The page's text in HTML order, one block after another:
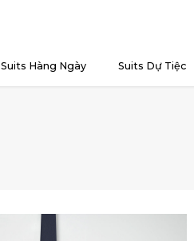
Suits Hàng Ngày Suits Dự Tiệc